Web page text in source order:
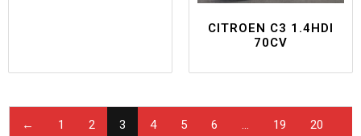
CITROEN C3 1.4HDI
70CV
← 1 2 3 4 5 6 … 19 20